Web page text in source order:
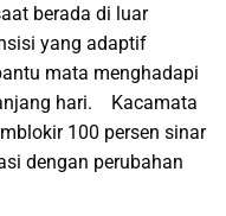
berada di luar
yang adaptif
mata menghadapi
hari. Kacamata
100 persen sinar
dengan perubahan